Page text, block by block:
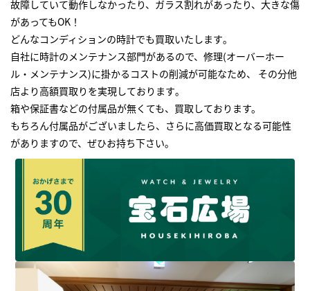
故障していて動作しなかったり、ガラス割れがあったり、大きな傷
があってもOK！
どんなコンディションの時計でも買取いたします｡
自社に時計のメンテナンス部門があるので、修理(オーバーホー
ル・メンテナンス)に掛かるコストの削減が可能なため、 その分他
店より高額買取りを実現しております｡
箱や保証書などの付属品が無くても、買取しております。
もちろん付属品がございましたら、さらに高価買取となる可能性
がありますので、ぜひお持ち下さい｡